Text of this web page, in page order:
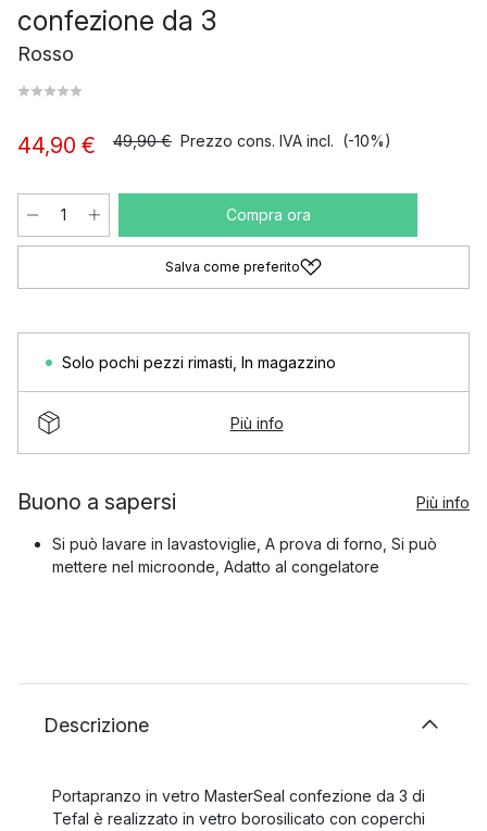
confezione da 3
Rosso
44,90 € 49,90 € Prezzo cons. IVA incl. (-10%)
Compra ora
Salva come preferito
Solo pochi pezzi rimasti In magazzino
Più info
Buono a sapersi Più info
Si può lavare in lavastoviglie, A prova di forno, Si può
mettere nel microonde, Adatto al congelatore
Descrizione
Portapranzo in vetro MasterSeal confezione da 3 di
Tefal è realizzato in vetro borosilicato con coperchi